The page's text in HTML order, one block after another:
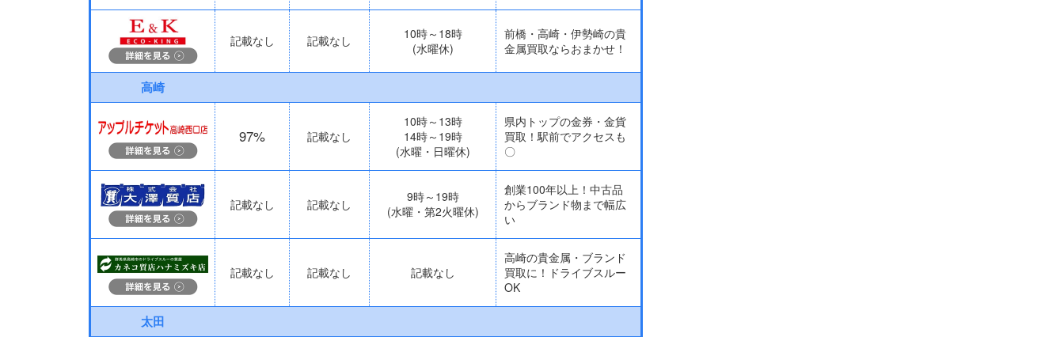
記載なし 記載なし
10時～18時
(水曜休)
前橋・高崎・伊勢崎の貴
金属買取ならおまかせ！
高崎
97% 記載なし
10時～13時
14時～19時
(水曜・日曜休)
県内トップの金券・金貨
買取！駅前でアクセスも
〇
記載なし 記載なし
9時～19時
(水曜・第2火曜休)
創業100年以上！中古品
からブランド物まで幅広
い
記載なし 記載なし 記載なし
高崎の貴金属・ブランド
買取に！ドライブスルー
OK
太田